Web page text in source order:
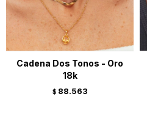
Cadena Dos Tonos - Oro
18k
$ 88.563